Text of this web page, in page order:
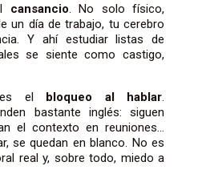
cansancio . No solo físico,
un día de trabajo, tu cerebro
Y ahí estudiar listas de
se siente como castigo,
es el bloqueo al hablar
bastante inglés: siguen
el contexto en reuniones…
se quedan en blanco. No es
real y, sobre todo, miedo a